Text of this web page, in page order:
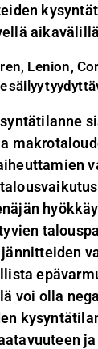
Lenion,
säilyy
voi olla